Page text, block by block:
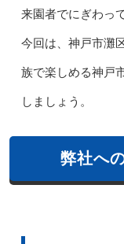
来園者でにぎわっ
今回は、神戸市灘
族で楽しめる神戸
しましょう。
弊社へ